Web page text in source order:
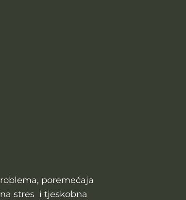
poremećaja
stres i tjeskobna